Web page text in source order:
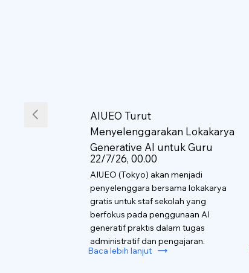
AIUEO Turut
Menyelenggarakan Lokakarya
Generative AI untuk Guru
22/7/26, 00.00
AIUEO (Tokyo) akan menjadi
penyelenggara bersama lokakarya
gratis untuk staf sekolah yang
berfokus pada penggunaan AI
generatif praktis dalam tugas
administratif dan pengajaran.
Baca lebih lanjut